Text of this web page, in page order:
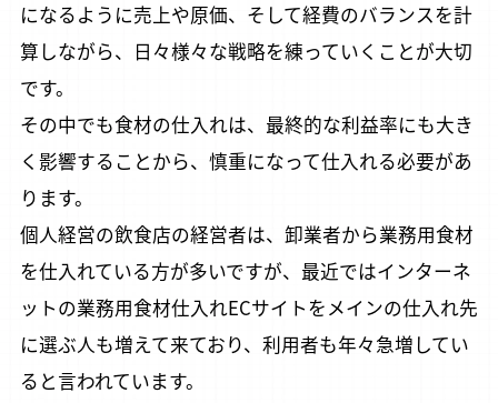
になるように売上や原価、そして経費のバランスを計
算しながら、日々様々な戦略を練っていくことが大切
です。
その中でも食材の仕入れは、最終的な利益率にも大き
く影響することから、慎重になって仕入れる必要があ
ります。
個人経営の飲食店の経営者は、卸業者から業務用食材
を仕入れている方が多いですが、最近ではインターネ
ットの業務用食材仕入れECサイトをメインの仕入れ先
に選ぶ人も増えて来ており、利用者も年々急増してい
ると言われています。